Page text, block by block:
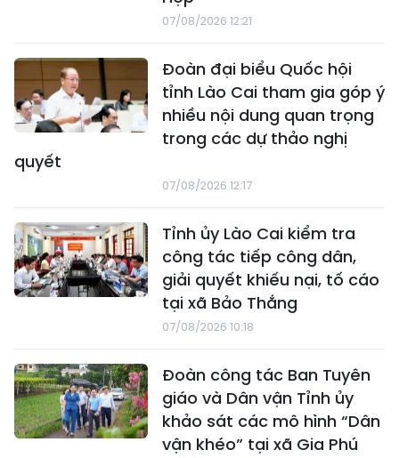
07/08/2026 12:21
Đoàn đại biểu Quốc hội
tỉnh Lào Cai tham gia góp ý
nhiều nội dung quan trọng
trong các dự thảo nghị
quyết
07/08/2026 12:17
Tỉnh ủy Lào Cai kiểm tra
công tác tiếp công dân,
giải quyết khiếu nại, tố cáo
tại xã Bảo Thắng
07/08/2026 10:18
Đoàn công tác Ban Tuyên
giáo và Dân vận Tỉnh ủy
khảo sát các mô hình “Dân
vận khéo” tại xã Gia Phú